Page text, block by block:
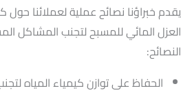
يقدم خبراؤنا نصائح عملية لعملائنا
العزل المائي للمسبح لتجنب المشاكل
النصائح:
الحفاظ على توازن كيمياء المياه